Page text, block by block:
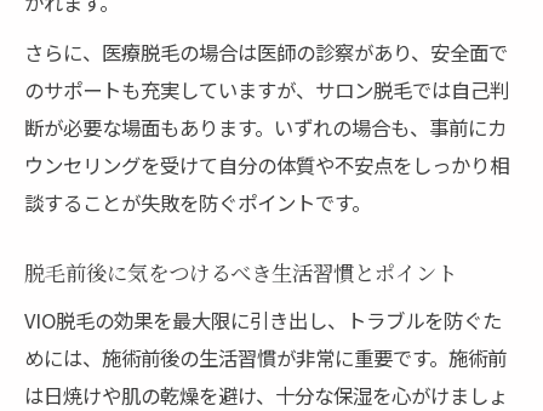
さらに、医療脱毛の場合は医師の診察があり、安全面で
のサポートも充実していますが、サロン脱毛では自己判
断が必要な場面もあります。いずれの場合も、事前にカ
ウンセリングを受けて自分の体質や不安点をしっかり相
談することが失敗を防ぐポイントです。
脱毛前後に気をつけるべき生活習慣とポイント
VIO脱毛の効果を最大限に引き出し、トラブルを防ぐた
めには、施術前後の生活習慣が非常に重要です。施術前
は日焼けや肌の乾燥を避け、十分な保湿を心がけましょ